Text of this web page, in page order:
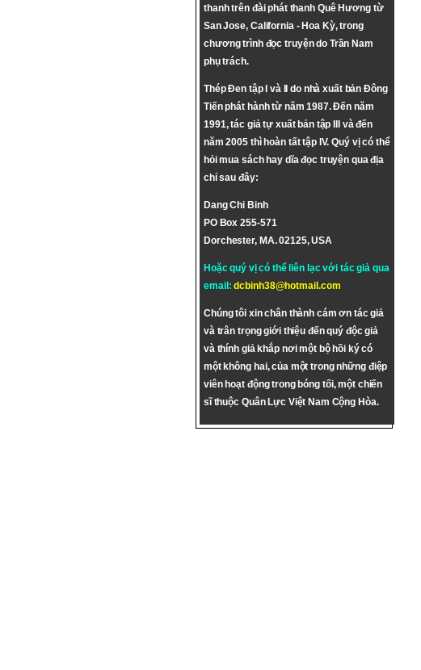
thanh trên đài phát thanh Quê Hương từ
San Jose, California - Hoa Kỳ, trong
chương trình đọc truyện do Trần Nam
phụ trách.
Thép Đen tập I và II do nhà xuất bản Đông
Tiến phát hành từ năm 1987. Đến năm
1991, tác giả tự xuất bản tập III và đến
năm 2005 thì hoàn tất tập IV. Quý vị có thể
hỏi mua sách hay dĩa đọc truyện qua địa
chỉ sau đây:
Dang Chi Binh
PO Box 255-571
Dorchester, MA. 02125, USA
Hoặc quý vị có thể liên lạc với tác giả qua
email:dcbinh38@hotmail.com
Chúng tôi xin chân thành cám ơn tác giả
và trân trọng giới thiệu đến quý độc giả
và thính giả khắp nơi một bộ hồi ký có
một không hai, của một trong những điệp
viên hoạt động trong bóng tối, một chiến
sĩ thuộc Quân Lực Việt Nam Cộng Hòa.